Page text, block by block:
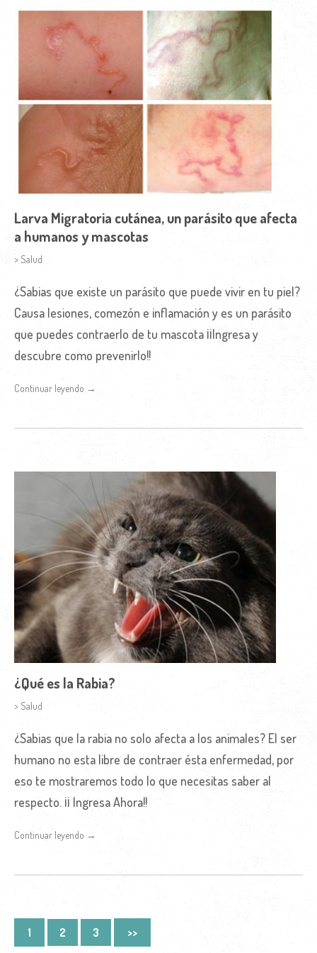
Larva Migratoria cutánea, un parásito que afecta
a humanos y mascotas
> Salud
¿Sabias que existe un parásito que puede vivir en tu piel?
Causa lesiones, comezón e inflamación y es un parásito
que puedes contraerlo de tu mascota ¡¡Ingresa y
descubre como prevenirlo!!
Continuar leyendo →
¿Qué es la Rabia?
> Salud
¿Sabias que la rabia no solo afecta a los animales? El ser
humano no esta libre de contraer ésta enfermedad, por
eso te mostraremos todo lo que necesitas saber al
respecto. ¡¡ Ingresa Ahora!!
Continuar leyendo →
1 2 3 >>